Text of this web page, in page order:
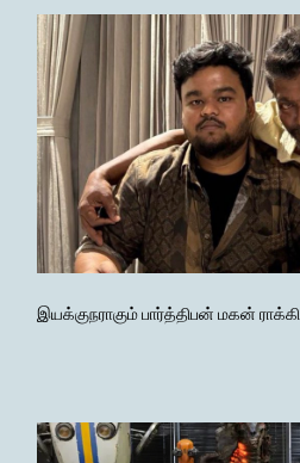
இயக்குநராகும் பார்த்திபன் மகன் ராக்கி